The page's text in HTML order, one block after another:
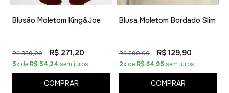
Blusão Moletom King&Joe
R$ 339,00 R$ 271,20
5x de R$ 54,24 sem juros
COMPRAR
Blusa Moletom Bordado Slim
R$ 299,00 R$ 129,90
2x de R$ 64,95 sem juros
COMPRAR